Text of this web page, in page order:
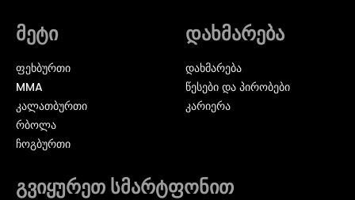
მეტი
ᲤᲔᲮᲑᲣᲠᲗᲘ
MMA
ᲙᲐᲚᲐᲗᲑᲣᲠᲗᲘ
ᲠᲑᲝᲚᲐ
ᲩᲝᲒᲑᲣᲠᲗᲘ
დახმარება
დახმარება
წესები და პირობები
კარიერა
გვიყურეთ სმარტფონით